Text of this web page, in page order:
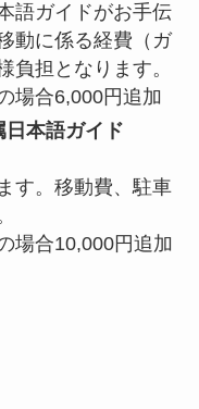
語ガイドがお手伝
動に係る経費（ガ
負担となります。
場合6,000円追加
日本語ガイド
す。移動費、駐車
場合10,000円追加